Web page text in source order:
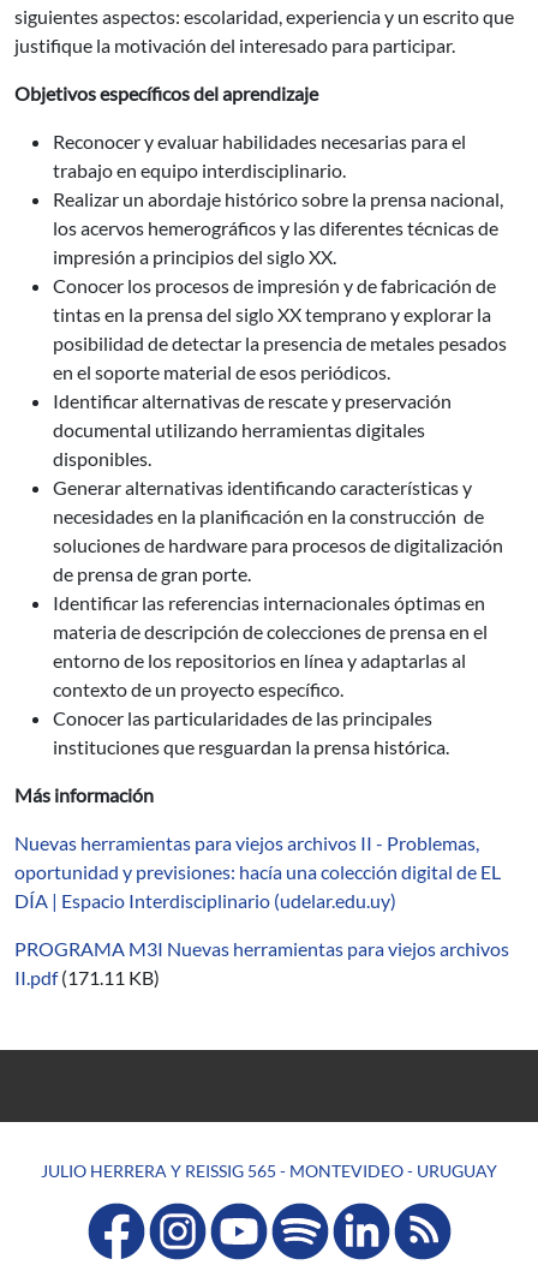
siguientes aspectos: escolaridad, experiencia y un escrito que
justifique la motivación del interesado para participar.
Objetivos específicos del aprendizaje
Reconocer y evaluar habilidades necesarias para el
trabajo en equipo interdisciplinario.
Realizar un abordaje histórico sobre la prensa nacional,
los acervos hemerográficos y las diferentes técnicas de
impresión a principios del siglo XX.
Conocer los procesos de impresión y de fabricación de
tintas en la prensa del siglo XX temprano y explorar la
posibilidad de detectar la presencia de metales pesados
en el soporte material de esos periódicos.
Identificar alternativas de rescate y preservación
documental utilizando herramientas digitales
disponibles.
Generar alternativas identificando características y
necesidades en la planificación en la construcción de
soluciones de hardware para procesos de digitalización
de prensa de gran porte.
Identificar las referencias internacionales óptimas en
materia de descripción de colecciones de prensa en el
entorno de los repositorios en línea y adaptarlas al
contexto de un proyecto específico.
Conocer las particularidades de las principales
instituciones que resguardan la prensa histórica.
Más información
Nuevas herramientas para viejos archivos II - Problemas,
oportunidad y previsiones: hacía una colección digital de EL
DÍA | Espacio Interdisciplinario (udelar.edu.uy)
PROGRAMA M3I Nuevas herramientas para viejos archivos
II.pdf (171.11 KB)
JULIO HERRERA Y REISSIG 565 - MONTEVIDEO - URUGUAY